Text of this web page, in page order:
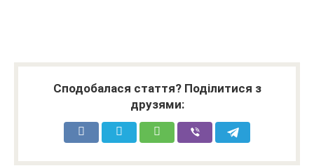
Сподобалася стаття? Поділитися з
друзями: